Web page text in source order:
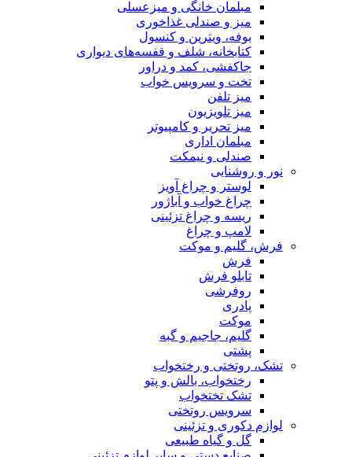
مبلمان خانگی و میزعسلی
میز و صندلی غذاخوری
بوفه، ویترین و کنسول
کتابخانه، شلف و قفسه‌های دیواری
جاکفشی، کمد و دراور
تخت و سرویس خواب
میز تلفن
میز تلویزیون
میز تحریر و کامپیوتر
مبلمان اداری
صندلی و نیمکت
نور و روشنایی
لوستر و چراغ آویز
چراغ خواب و آباژور
ریسه و چراغ تزئینی
لامپ و چراغ
فرش، گلیم و موکت
فرش
تابلو فرش
روفرشی
پادری
موکت
گلیم، جاجیم و گبه
پشتی
تشک، روتختی و رختخواب
رختخواب، بالش و پتو
تشک تختخواب
سرویس روتختی
لوازم دکوری و تزئینی
گل و گیاه طبیعی